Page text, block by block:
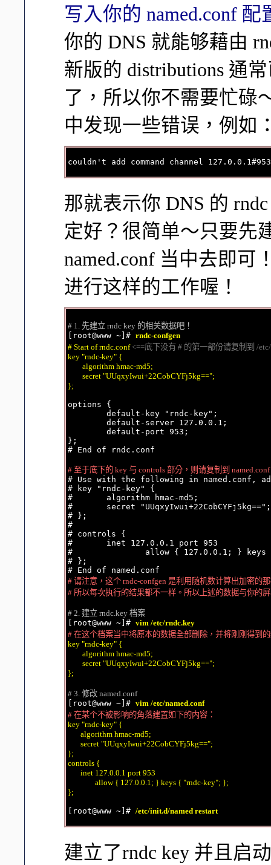
写入你的 named.conf
你的 DNS 就能够藉由
新版的 distributions 通
了，所以你不需要忙碌
中发现一些错误，例如
那就表示你 DNS 的
定好？很简单～只要先
named.conf 当中去即可
进行这样的工作喔！
# 1. 先建立 rndc key 的相关数据吧！
[root@www ~]# rndc-confgen
# Start of rndc.conf <==底下没有 # 的第一部份请复制到 /
key "rndc-key" {
        algorithm hmac-md5;
        secret "UUqxyIwui+22CobCYFj5kg==";
};
options {
        default-key "rndc-key";
        default-server 127.0.0.1;
        default-port 953;
};
# End of rndc.conf
# 至于底下的 key 与 controls 部分，则请复制到
# Use with the following in named.conf,
# key "rndc-key" {
#       algorithm hmac-md5;
#       secret "UUqxyIwui+22CobCYFj5kg==";
# };
#
# controls {
#       inet 127.0.0.1 port 953
#               allow { 127.0.0.1; } keys
# };
# 请注意，这个 rndc-confgen 是利用随机数计算出加密的
# 所以每次执行的结果都不一样。所以上述的数据与你的
# 2. 建立 rndc.key 档案
[root@www ~]# vim /etc/rndc.key
# 在这个档案当中将原本的数据全部删除，并将刚刚得到
key "rndc-key" {
        algorithm hmac-md5;
        secret "UUqxyIwui+22CobCYFj5kg==";
};
# 3. 修改 named.conf
[root@www ~]# vim /etc/named.conf
# 在某个不被影响的角落建置如下的内容：
key "rndc-key" {
       algorithm hmac-md5;
       secret "UUqxyIwui+22CobCYFj5kg==";
};
controls {
       inet 127.0.0.1 port 953
               allow { 127.0.0.1; } keys { "rndc-key"; };
};
[root@www ~]# /etc/init.d/named restart
建立了rndc key 并且启